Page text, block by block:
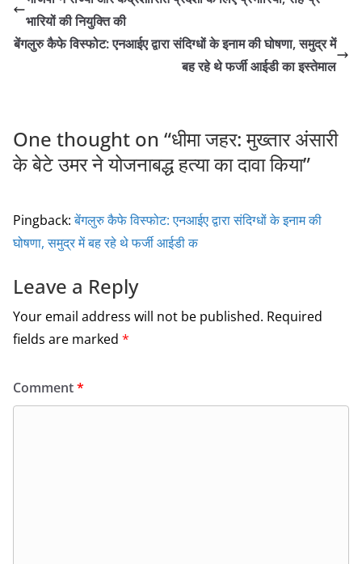
e
b
er l e
भारियों की नियुक्ति की
बेंगलुरु कैफे विस्फोट: एनआईए द्वारा संदिग्धों के इनाम की घोषणा, समुद्र में
बह रहे थे फर्जी आईडी का इस्तेमाल
One thought on “धीमा जहर: मुख्तार अंसारी
के बेटे उमर ने योजनाबद्ध हत्या का दावा किया”
Pingback:बेंगलुरु कैफे विस्फोट: एनआईए द्वारा संदिग्धों के इनाम की
घोषणा, समुद्र में बह रहे थे फर्जी आईडी क
Leave a Reply
Your email address will not be published. Required
fields are marked *
Comment*